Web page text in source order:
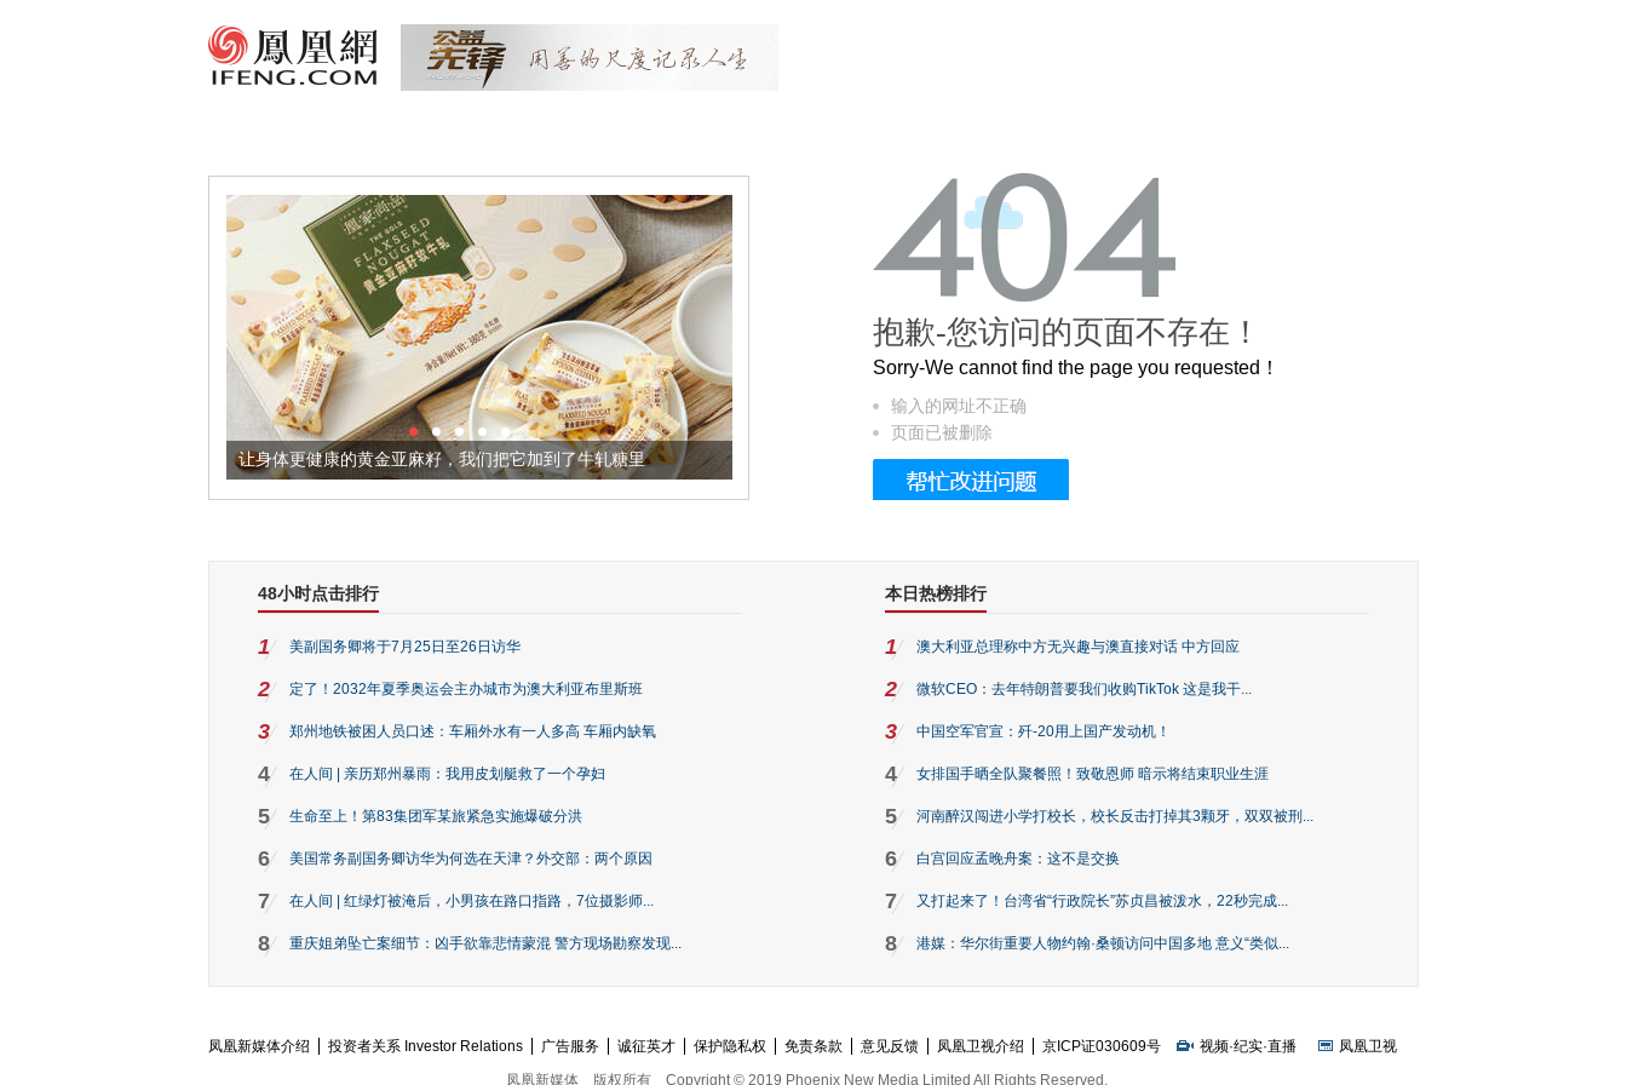
让身体更健康的黄金亚麻籽，我们把它加到了牛轧糖里 被列入佛家七宝的它到底有多美？
抱歉-您访问的页面不存在！
Sorry-We cannot find the page you requested！
输入的网址不正确
页面已被删除
48小时点击排行
1 美副国务卿将于7月25日至26日访华
2 定了！2032年夏季奥运会主办城市为澳大利亚布里斯班
3 郑州地铁被困人员口述：车厢外水有一人多高 车厢内缺氧
4 在人间 | 亲历郑州暴雨：我用皮划艇救了一个孕妇
5 生命至上！第83集团军某旅紧急实施爆破分洪
6 美国常务副国务卿访华为何选在天津？外交部：两个原因
7 在人间 | 红绿灯被淹后，小男孩在路口指路，7位摄影师...
8 重庆姐弟坠亡案细节：凶手欲靠悲情蒙混 警方现场勘察发现...
本日热榜排行
1 澳大利亚总理称中方无兴趣与澳直接对话 中方回应
2 微软CEO：去年特朗普要我们收购TikTok 这是我干...
3 中国空军官宣：歼-20用上国产发动机！
4 女排国手晒全队聚餐照！致敬恩师 暗示将结束职业生涯
5 河南醉汉闯进小学打校长，校长反击打掉其3颗牙，双双被刑...
6 白宫回应孟晚舟案：这不是交换
7 又打起来了！台湾省“行政院长”苏贞昌被泼水，22秒完成...
8 港媒：华尔街重要人物约翰·桑顿访问中国多地 意义“类似...
凤凰新媒体介绍 投资者关系 Investor Relations 广告服务 诚征英才 保护隐私权 免责条款 意见反馈 凤凰卫视介绍 京ICP证030609号 视频·纪实·直播
凤凰卫视
凤凰新媒体
版权所有 Copyright © 2019 Phoenix New Media Limited All Rights Reserved.